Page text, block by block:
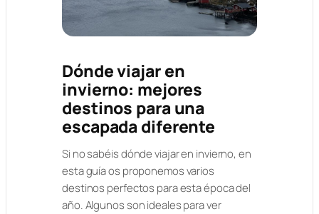
Dónde viajar en
invierno: mejores
destinos para una
escapada diferente
Si no sabéis dónde viajar en invierno, en
esta guía os proponemos varios
destinos perfectos para esta época del
año. Algunos son ideales para ver